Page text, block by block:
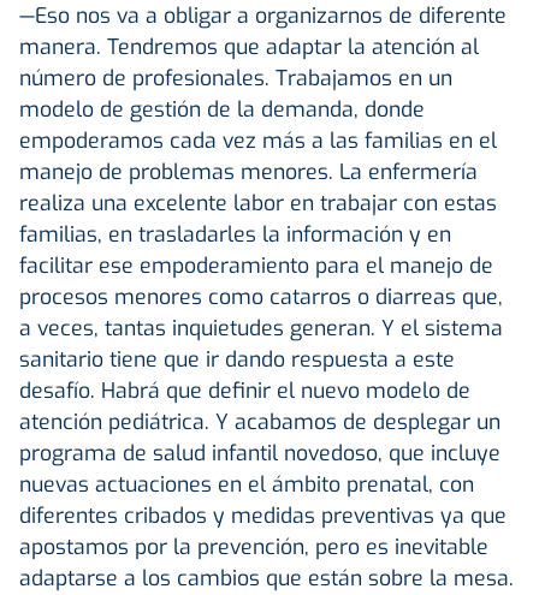
—Eso nos va a obligar a organizarnos de diferente
manera. Tendremos que adaptar la atención al
número de profesionales. Trabajamos en un
modelo de gestión de la demanda, donde
empoderamos cada vez más a las familias en el
manejo de problemas menores. La enfermería
realiza una excelente labor en trabajar con estas
familias, en trasladarles la información y en
facilitar ese empoderamiento para el manejo de
procesos menores como catarros o diarreas que,
a veces, tantas inquietudes generan. Y el sistema
sanitario tiene que ir dando respuesta a este
desafío. Habrá que definir el nuevo modelo de
atención pediátrica. Y acabamos de desplegar un
programa de salud infantil novedoso, que incluye
nuevas actuaciones en el ámbito prenatal, con
diferentes cribados y medidas preventivas ya que
apostamos por la prevención, pero es inevitable
adaptarse a los cambios que están sobre la mesa.